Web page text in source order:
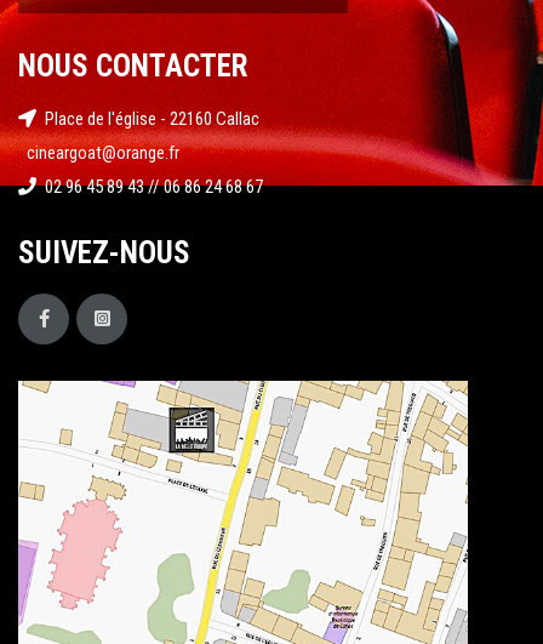
NOUS CONTACTER
Place de l'église - 22160 Callac
cineargoat@orange.fr
02 96 45 89 43 // 06 86 24 68 67
SUIVEZ-NOUS